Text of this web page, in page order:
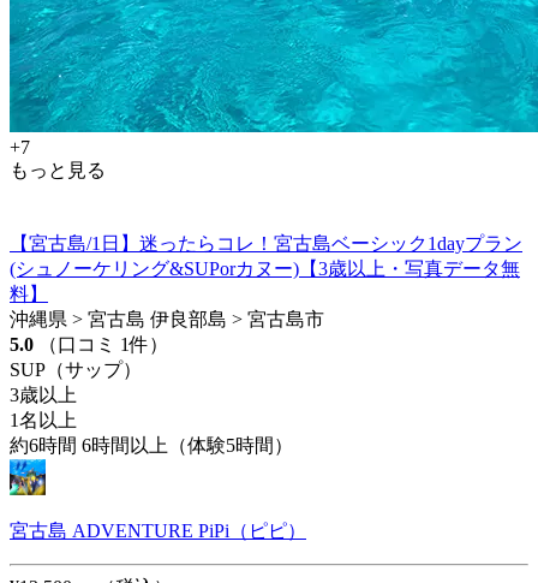
+7
もっと見る
【宮古島/1日】迷ったらコレ！宮古島ベーシック1dayプラン
(シュノーケリング&SUPorカヌー)【3歳以上・写真データ無
料】
沖縄県 > 宮古島 伊良部島 > 宮古島市
5.0
（口コミ 1件）
SUP（サップ）
3歳以上
1名以上
約6時間 6時間以上（体験5時間）
宮古島 ADVENTURE PiPi（ピピ）